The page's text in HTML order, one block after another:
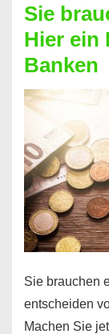
Summe
Geld?
Hier
einen
10000
Euro
Kredit
finden
Sie
Hier ein
Banken
Sie brauchen
entscheiden
Machen Sie